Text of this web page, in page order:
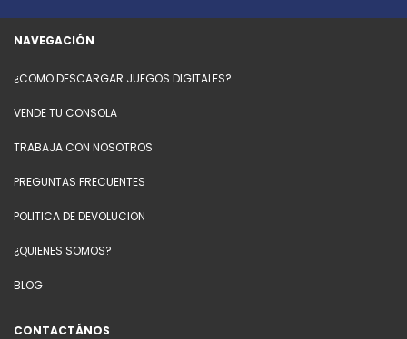
NAVEGACIÓN
¿COMO DESCARGAR JUEGOS DIGITALES?
VENDE TU CONSOLA
TRABAJA CON NOSOTROS
PREGUNTAS FRECUENTES
POLITICA DE DEVOLUCION
¿QUIENES SOMOS?
BLOG
CONTACTÁNOS